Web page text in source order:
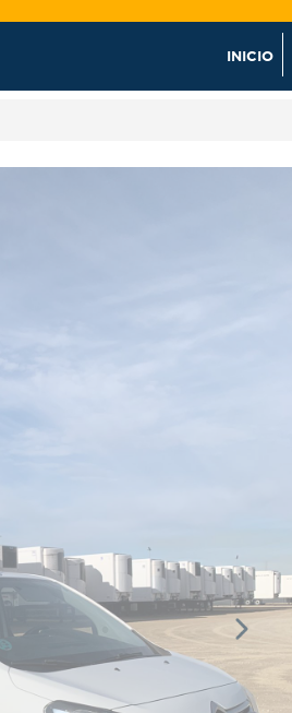
INICIO
Next